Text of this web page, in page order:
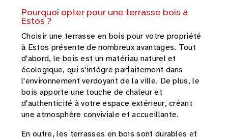
Pourquoi opter pour une terrasse bois à
Estos ?
Choisir une terrasse en bois pour votre propriété
à Estos présente de nombreux avantages. Tout
d'abord, le bois est un matériau naturel et
écologique, qui s'intègre parfaitement dans
l'environnement verdoyant de la ville. De plus, le
bois apporte une touche de chaleur et
d'authenticité à votre espace extérieur, créant
une atmosphère conviviale et accueillante.
En outre, les terrasses en bois sont durables et